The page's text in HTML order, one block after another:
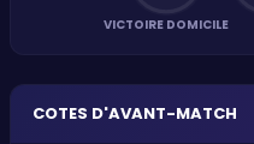
VICTOIRE DOMICILE
COTES D'AVANT-MATCH